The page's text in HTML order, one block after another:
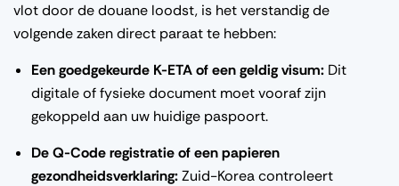
vlot door de douane loodst, is het verstandig de
volgende zaken direct paraat te hebben:
Een goedgekeurde K-ETA of een geldig visum: Dit
digitale of fysieke document moet vooraf zijn
gekoppeld aan uw huidige paspoort.
De Q-Code registratie of een papieren
gezondheidsverklaring:Zuid-Korea controleert